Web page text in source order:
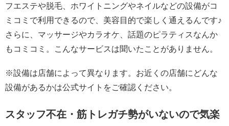
フエステや脱毛、ホワイトニングやネイルなどの設備がコ
ミコミで利用できるので、美容目的で楽しく通えるんです♪
さらに、マッサージやカラオケ、話題のピラティスなんか
もコミコミ。こんなサービスは聞いたことがありません。
※設備は店舗によって異なります。お近くの店舗にどんな
設備があるかは公式サイトをご確認ください。
スタッフ不在・筋トレガチ勢がいないので気楽